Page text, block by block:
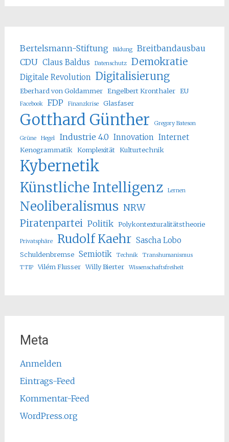
Bertelsmann-Stiftung Bildung
Breitbandausbau
CDU Claus Baldus Datenschutz Demokratie
Digitale Revolution Digitalisierung
Eberhard von Goldammer Engelbert Kronthaler EU
Facebook FDP Finanzkrise Glasfaser
Gotthard Günther Gregory Bateson
Grüne Hegel Industrie 4.0 Innovation Internet
Kenogrammatik Komplexität Kulturtechnik
Kybernetik
Künstliche Intelligenz Lernen
Neoliberalismus NRW
Piratenpartei Politik Polykontexturalitätstheorie
Privatsphäre Rudolf Kaehr Sascha Lobo
Schuldenbremse Semiotik Technik
Transhumanismus
TTIP
Vilém Flusser Willy Bierter Wissenschaftsfreiheit
Meta
Anmelden
Eintrags-Feed
Kommentar-Feed
WordPress.org